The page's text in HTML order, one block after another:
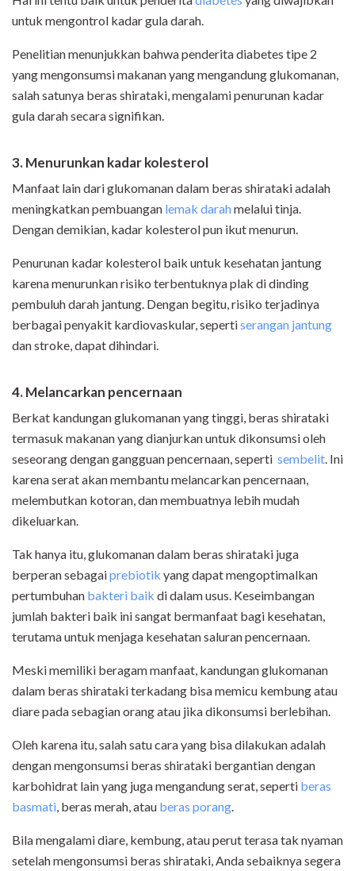
untuk mengontrol kadar gula darah.
Penelitian menunjukkan bahwa penderita diabetes tipe 2
yang mengonsumsi makanan yang mengandung glukomanan,
salah satunya beras shirataki, mengalami penurunan kadar
gula darah secara signifikan.
3. Menurunkan kadar kolesterol
Manfaat lain dari glukomanan dalam beras shirataki adalah
meningkatkan pembuangan lemak darahmelalui tinja.
Dengan demikian, kadar kolesterol pun ikut menurun.
Penurunan kadar kolesterol baik untuk kesehatan jantung
karena menurunkan risiko terbentuknya plak di dinding
pembuluh darah jantung. Dengan begitu, risiko terjadinya
berbagai penyakit kardiovaskular, sepertiserangan jantung
dan stroke, dapat dihindari.
4. Melancarkan pencernaan
Berkat kandungan glukomanan yang tinggi, beras shirataki
termasuk makanan yang dianjurkan untuk dikonsumsi oleh
seseorang dengan gangguan pencernaan, seperti sembelit. Ini
karena serat akan membantu melancarkan pencernaan,
melembutkan kotoran, dan membuatnya lebih mudah
dikeluarkan.
Tak hanya itu, glukomanan dalam beras shirataki juga
berperan sebagaiprebiotik yang dapat mengoptimalkan
pertumbuhan bakteri baik di dalam usus. Keseimbangan
jumlah bakteri baik ini sangat bermanfaat bagi kesehatan,
terutama untuk menjaga kesehatan saluran pencernaan.
Meski memiliki beragam manfaat, kandungan glukomanan
dalam beras shirataki terkadang bisa memicu kembung atau
diare pada sebagian orang atau jika dikonsumsi berlebihan.
Oleh karena itu, salah satu cara yang bisa dilakukan adalah
dengan mengonsumsi beras shirataki bergantian dengan
karbohidrat lain yang juga mengandung serat, seperti beras
basmati, beras merah, atau beras porang.
Bila mengalami diare, kembung, atau perut terasa tak nyaman
setelah mengonsumsi beras shirataki, Anda sebaiknya segera